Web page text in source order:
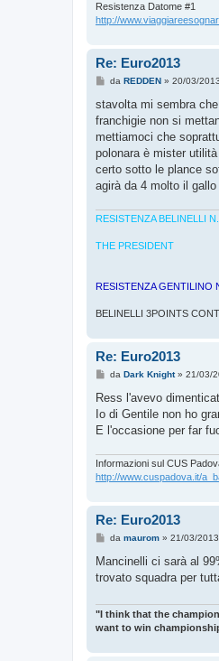
Resistenza Datome #1
http://
Re: Euro2013
M
s
a
g
i
o
da REDDEN» 20/03/
stavolta mi sembra
franchigie non si
mettiamoci che
polonara è mister
certo sotto le plance
agirà da 4 molto il gallo
RESISTENZA BELINELLI
THE PRESIDENT
RESISTENZA GENTILINO
BELINELLI 3POINTS
Re: Euro2013
M
s
a
g
o
da Dark Knight» 21/03/
Ress l'avevo
Io di Gentile non ho
E l'occasione per far
Informazioni sul CUS
http://www.cuspadova.it/
Re: Euro2013
M
s
a
i
da maurom» 21/03/
Mancinelli ci sarà al
trovato squadra per
"I think that the
want to win